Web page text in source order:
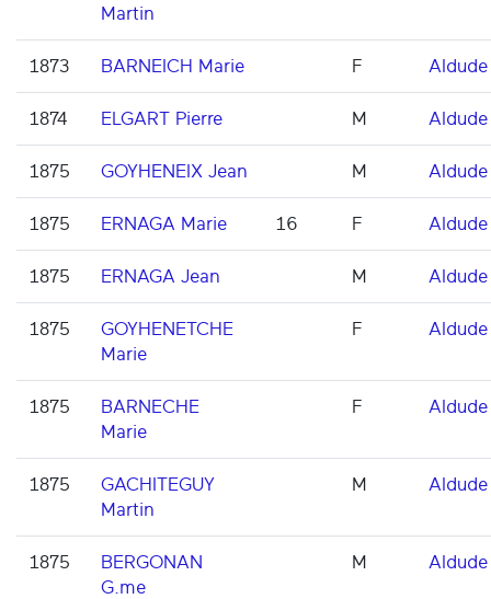
Martin
1873 BARNEICH Marie F Aldude
1874 ELGART Pierre M Aldude
1875 GOYHENEIX Jean M Aldude
1875 ERNAGA Marie 16 F Aldude
1875 ERNAGA Jean M Aldude
1875
GOYHENETCHE
Marie
F Aldude
1875
BARNECHE
Marie
F Aldude
1875
GACHITEGUY
Martin
M Aldude
1875
BERGONAN
G.me
M Aldude